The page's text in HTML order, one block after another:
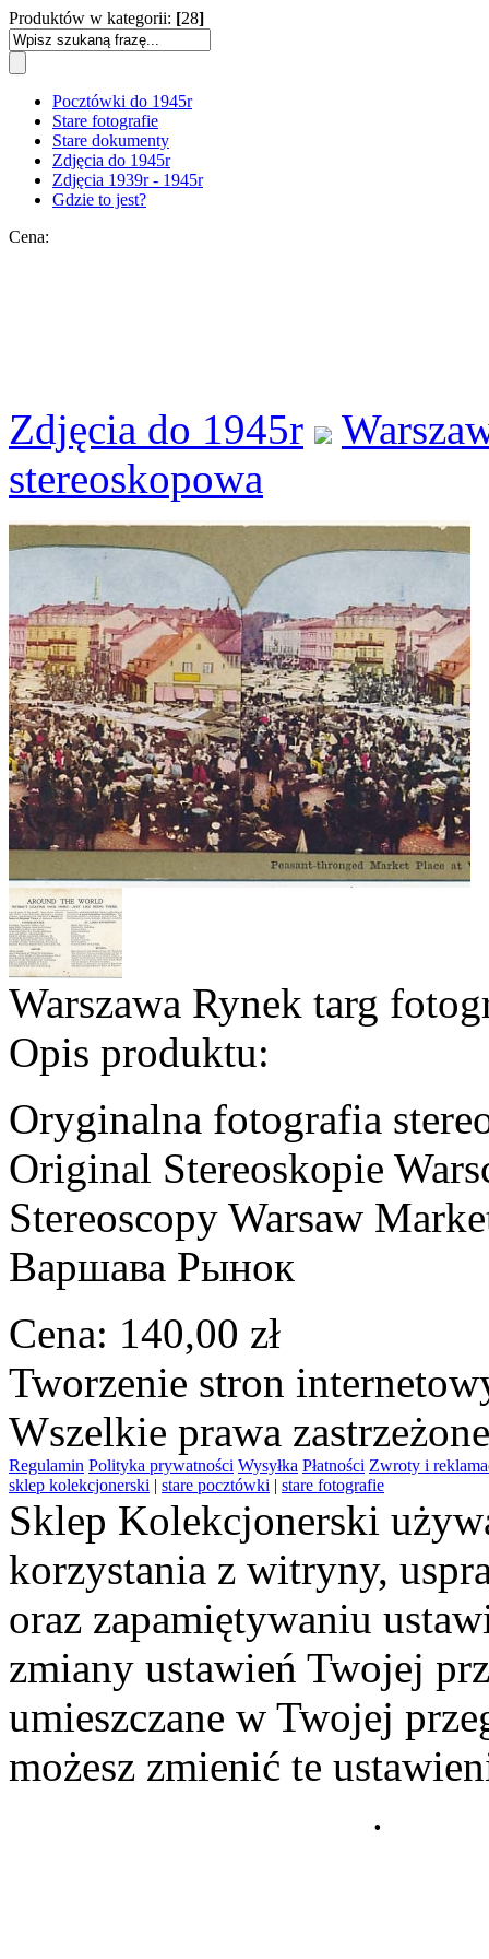
Produktów w kategorii: [28]
Pocztówki do 1945r
Stare fotografie
Stare dokumenty
Zdjęcia do 1945r
Zdjęcia 1939r - 1945r
Gdzie to jest?
Cena:
Zdjęcia do 1945r
stereoskopowa
Warszawa Rynek targ
Opis produktu:
Oryginalna fotografia
Original Stereoskopie
Stereoscopy Warsaw
Варшава Рынок
Cena: 140,00 zł
Tworzenie stron
Wszelkie prawa
Regulamin Polityka prywatności Wysyłka Płatności Zwroty i
sklep kolekcjonerski | stare pocztówki | stare fotografie
Sklep Kolekcjonerski
korzystania z witryny,
oraz zapamiętywaniu
zmiany ustawień Twojej
umieszczane w Twojej
możesz zmienić te
.